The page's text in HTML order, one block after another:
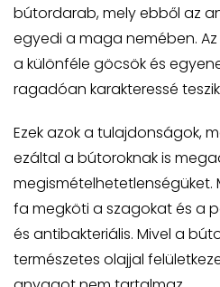
bútordarab, mely ebből az
egyedi a maga nemében.
a különféle göcsök és
ragadóan karakteressé
Ezek azok a tulajdonságok,
ezáltal a bútoroknak is
megismételhetetlenségüket.
fa megköti a szagokat és a
és antibakteriális. Mivel a
természetes olajjal